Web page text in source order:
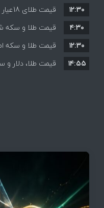
همه قیمت ها +
قیمت + جدول و
۱۲:۳۰
قیمت طلا و سکه شنبه 17 مرداد/
۴:۳۰
قیمت ها+ جدول و
۱۲:۳۰
۱۴:۵۵